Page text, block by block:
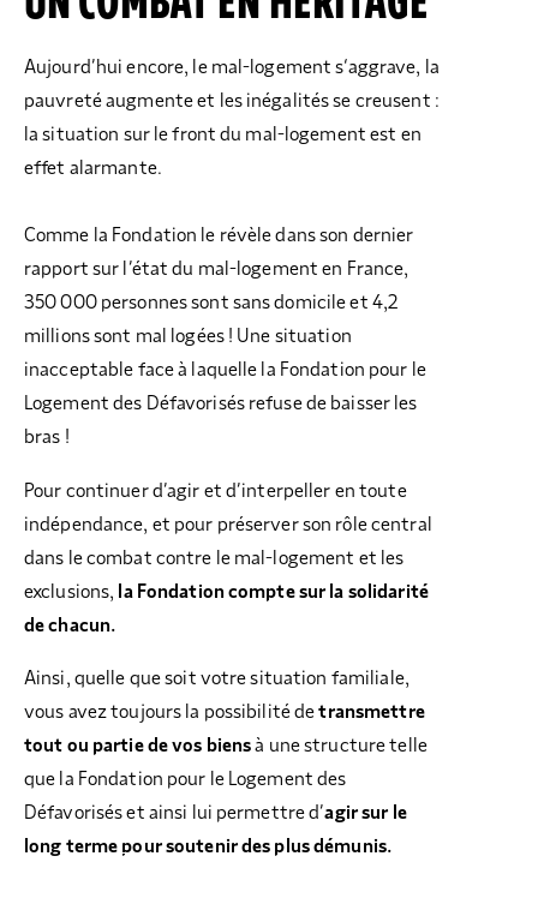
NOS AMIS, PARRAINS ET MARRAINES
NOS ÉVÉNEMENTS
NOUS REJOINDRE
ACCUEILLIR, ACCOMPAGNER, LOGER
DÉFENDRE L’ACCÈS AUX DROITS
DONNER LES MOYENS D’AGIR
FAIRE UN DON IFI
RÉDUCTIONS FISCALES
Aujourd’hui encore, le mal-logement s‘aggrave, la
pauvreté augmente et les inégalités se creusent :
la situation sur le front du mal-logement est en
effet alarmante.
Comme la Fondation le révèle dans son dernier
rapport sur l’état du mal-logement en France,
350 000 personnes sont sans domicile et 4,2
millions sont mal logées ! Une situation
inacceptable face à laquelle la Fondation pour le
Logement des Défavorisés refuse de baisser les
bras !
Pour continuer d’agir et d’interpeller en toute
indépendance, et pour préserver son rôle central
dans le combat contre le mal-logement et les
exclusions, la Fondation compte sur la solidarité
de chacun.
Ainsi, quelle que soit votre situation familiale,
vous avez toujours la possibilité detransmettre
tout ou partie de vos biensà une structure telle
que la Fondation pour le Logement des
Défavorisés et ainsi lui permettre d’agirsur le
long terme pour soutenir des plus démunis.